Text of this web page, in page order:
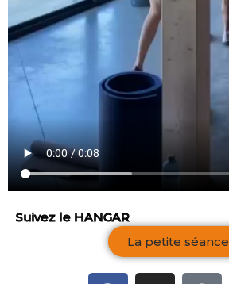
Suivez le HANGAR
La petite séance